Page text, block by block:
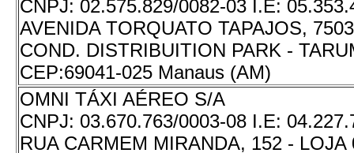
CNPJ: 02.575.829/0082-03 I.E:
AVENIDA TORQUATO TAPAJOS,
COND. DISTRIBUITION PARK -
CEP:69041-025 Manaus (AM)
OMNI TÁXI AÉREO S/A
CNPJ: 03.670.763/0003-08 I.E:
RUA CARMEM MIRANDA, 152 - LOJA